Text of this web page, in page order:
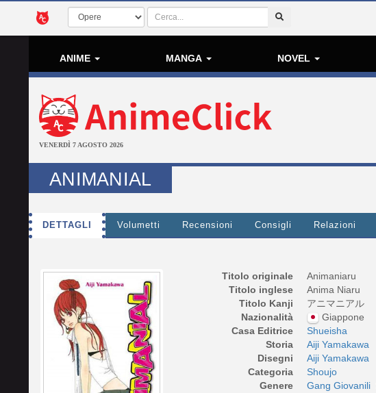
ANIME MANGA NOVEL
VENERDÌ 7 AGOSTO 2026
ANIMANIAL
DETTAGLI Volumetti Recensioni Consigli Relazioni
Titolo originale
Animaniaru
Titolo inglese
Anima Niaru
Titolo Kanji
アニマニアル
Nazionalità
Giappone
Casa Editrice
Shueisha
Storia
Aiji Yamakawa
Disegni
Aiji Yamakawa
Categoria
Shoujo
Genere
Gang Giovanili